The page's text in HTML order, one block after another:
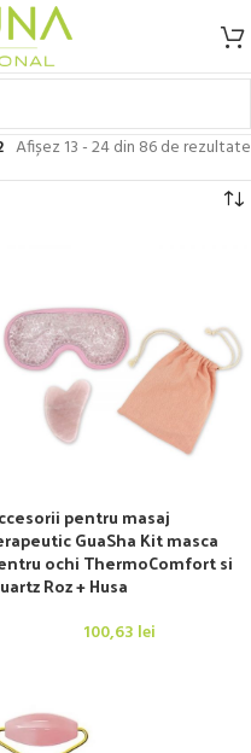
Afișez 13 - 24 din 86 de rezultate
pentru masaj
GuaSha Kit masca
ochi ThermoComfort si
Roz + Husa
100,63 lei